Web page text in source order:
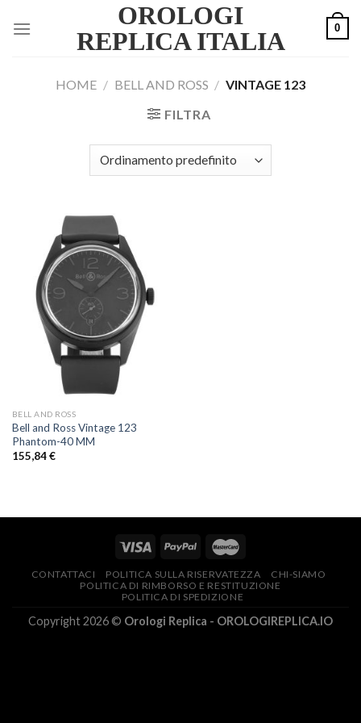
OROLOGI
REPLICA ITALIA
0
HOME / BELL AND ROSS / VINTAGE 123
FILTRA
BELL AND ROSS
Bell and Ross Vintage 123
Phantom-40 MM
155,84€
CONTATTACI POLITICA SULLA RISERVATEZZA
CHI-SIAMO
POLITICA DI RIMBORSO E RESTITUZIONE
POLITICA DI SPEDIZIONE
Copyright 2026 © Orologi Replica - OROLOGIREPLICA.IO